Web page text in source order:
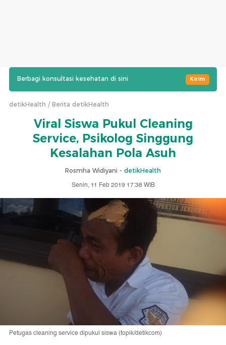
Berbagi konsultasi kesehatan di sini Kirim
detikHealth Berita detikHealth
Viral Siswa Pukul Cleaning
Service, Psikolog Singgung
Kesalahan Pola Asuh
Rosmha Widiyani - detikHealth
Senin, 11 Feb 2019 17:38 WIB
Petugas cleaning service dipukul siswa (topik/detikcom)